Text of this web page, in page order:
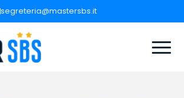
segreteria@mastersbs.it